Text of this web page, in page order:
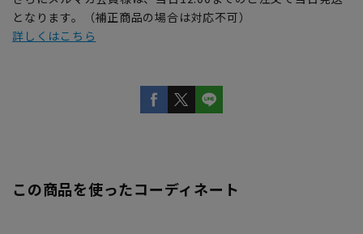
となります。（補正商品の場合は対応不可）
詳しくはこちら
この商品を使ったコーディネート